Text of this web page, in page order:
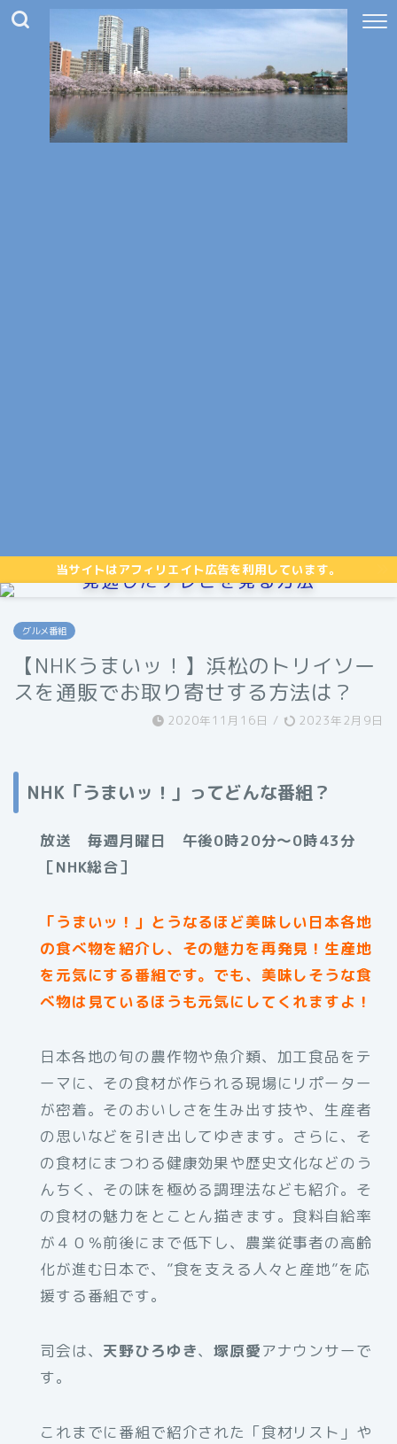
当サイトはアフィリエイト広告を利用しています。
見逃したテレビを見る方法
グルメ番組
【NHKうまいッ！】浜松のトリイソー
スを通販でお取り寄せする方法は？
2020年11月16日 / 2023年2月9日
NHK「うまいッ！」ってどんな番組？
放送 毎週月曜日 午後0時20分～0時43分
［NHK総合］
「うまいッ！」とうなるほど美味しい日本各地
の食べ物を紹介し、その魅力を再発見！生産地
を元気にする番組です。でも、美味しそうな食
べ物は見ているほうも元気にしてくれますよ！
日本各地の旬の農作物や魚介類、加工食品をテ
ーマに、その食材が作られる現場にリポーター
が密着。そのおいしさを生み出す技や、生産者
の思いなどを引き出してゆきます。さらに、そ
の食材にまつわる健康効果や歴史文化などのう
んちく、その味を極める調理法なども紹介。そ
の食材の魅力をとことん描きます。食料自給率
が４０％前後にまで低下し、農業従事者の高齢
化が進む日本で、”食を支える人々と産地”を応
援する番組です。
司会は、 天野ひろゆき、塚原愛アナウンサーで
す。
これまでに番組で紹介された「食材リスト」や